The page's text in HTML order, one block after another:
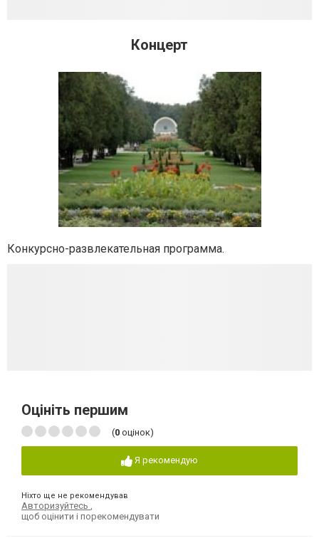
Концерт
Конкурсно-развлекательная программа.
Оцініть першим
(0 оцінок)
Я рекомендую
Ніхто ще не рекомендував
Авторизуйтесь
щоб оцінити і порекомендувати